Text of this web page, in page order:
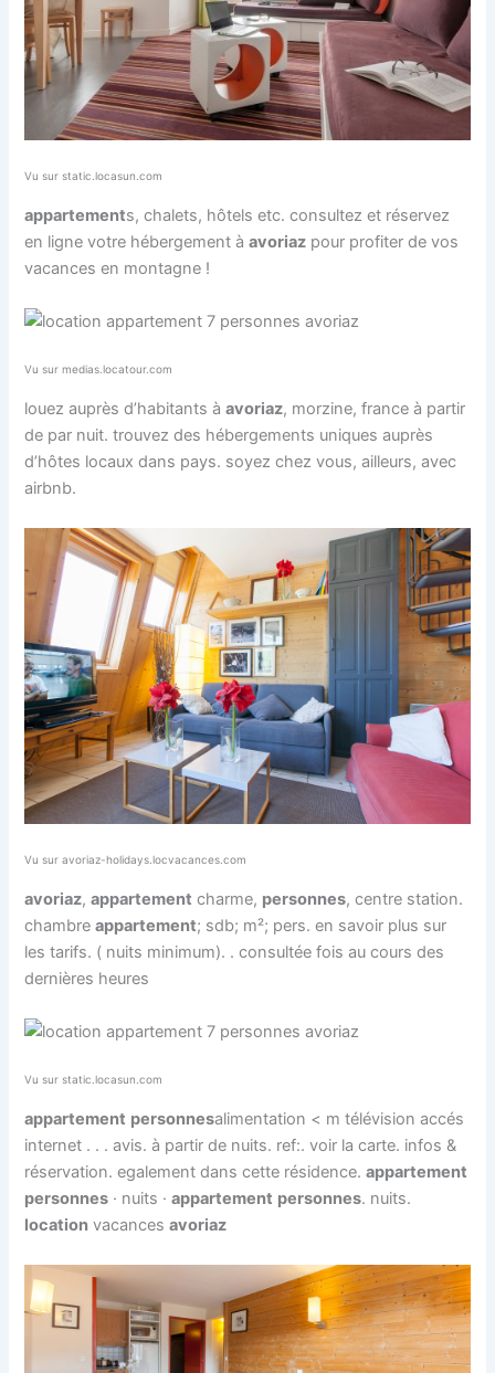
Vu sur static.locasun.com
appartements, chalets, hôtels etc. consultez et réservez
en ligne votre hébergement àavoriaz pour profiter de vos
vacances en montagne !
Vu sur medias.locatour.com
louez auprès d’habitants àavoriaz, morzine, france à partir
de par nuit. trouvez des hébergements uniques auprès
d’hôtes locaux dans pays. soyez chez vous, ailleurs, avec
airbnb.
Vu sur avoriaz-holidays.locvacances.com
avoriaz,appartement charme, personnes, centre station.
chambreappartement; sdb; m²; pers. en savoir plus sur
les tarifs. ( nuits minimum). . consultée fois au cours des
dernières heures
Vu sur static.locasun.com
appartement personnesalimentation < m télévision accés
internet . . . avis. à partir de nuits. ref:. voir la carte. infos &
réservation. egalement dans cette résidence.appartement
personnes · nuits ·appartement personnes. nuits.
location vacancesavoriaz